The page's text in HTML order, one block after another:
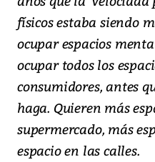
físicos estaba siendo
ocupar espacios
ocupar todos los
consumidores, antes
haga. Quieren más
supermercado, más
espacio en las calles.